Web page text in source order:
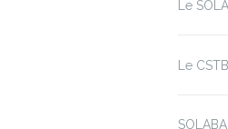
Le
Le